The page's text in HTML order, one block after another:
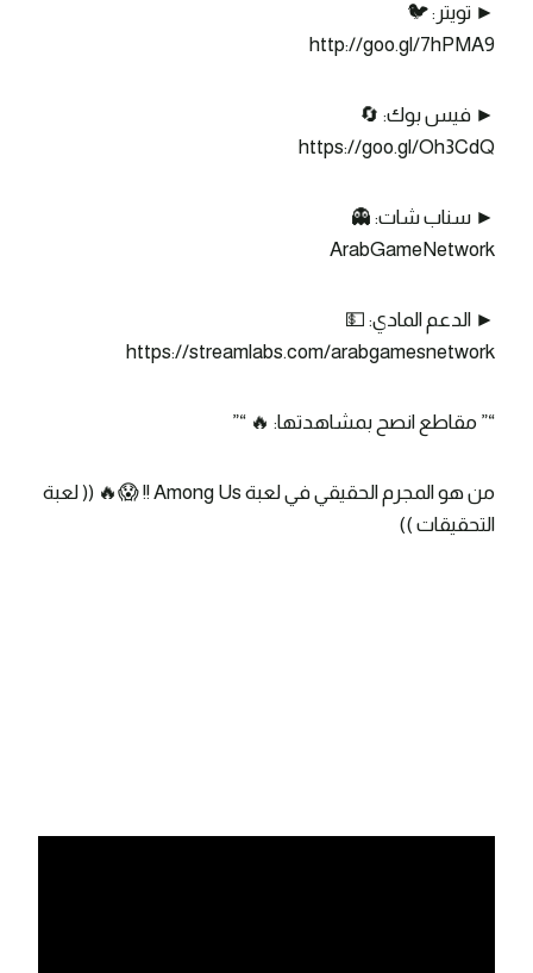
► تويتر: 🐦
http://goo.gl/7hPMA9
► فيس بوك: 🔄
https://goo.gl/Oh3CdQ
► سناب شات: 👻
ArabGameNetwork
► الدعم المادي: 💵
https://streamlabs.com/arabgamesnetwork
“” مقاطع انصح بمشاهدتها: 🔥 “”
من هو المجرم الحقيقي في لعبة Among Us !! 😱🔥 (( لعبة
التحقيقات ))